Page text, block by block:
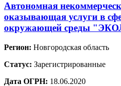
Автономная
оказывающая услуги в
окружающей среды
Регион: Новгородская область
Статус: Зарегистрированные
Дата ОГРН: 18.06.2020